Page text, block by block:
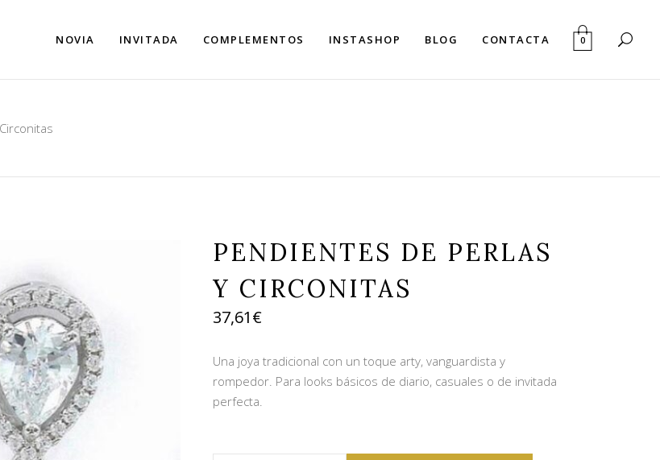
NOVIA INVITADA COMPLEMENTOS INSTASHOP BLOG CONTACTA 0
PENDIENTES DE PERLAS
Y CIRCONITAS
37,61€
Una joya tradicional con un toque arty, vanguardista y
rompedor. Para looks básicos de diario, casuales o de invitada
perfecta.